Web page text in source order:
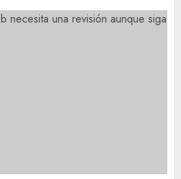
27/05/2026 0